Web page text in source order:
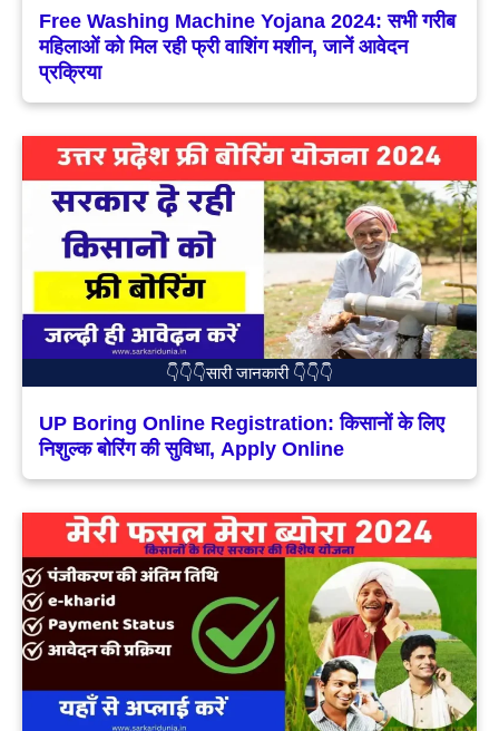
Free Washing Machine Yojana 2024: सभी गरीब
महिलाओं को मिल रही फ्री वाशिंग मशीन, जानें आवेदन
प्रक्रिया
👇👇👇सारी जानकारी 👇👇👇
UP Boring Online Registration: किसानों के लिए
निशुल्क बोरिंग की सुविधा, Apply Online